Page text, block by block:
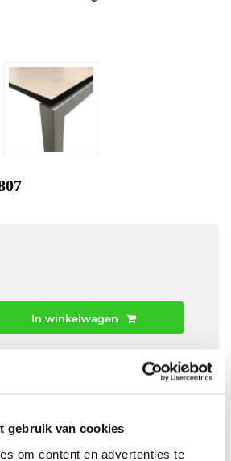
gebruik van cookies
om content en advertenties te
In winkelwagen